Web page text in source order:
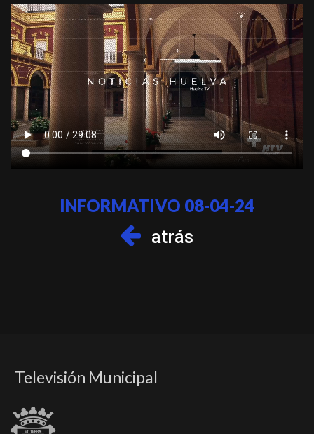
INFORMATIVO 08-04-24
atrás
Televisión Municipal